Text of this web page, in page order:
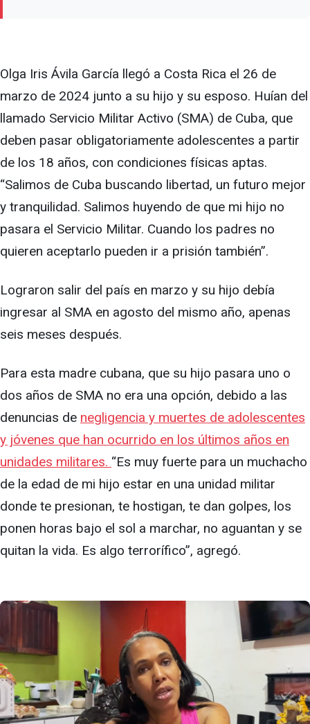
Olga Iris Ávila García llegó a Costa Rica el 26 de
marzo de 2024 junto a su hijo y su esposo. Huían del
llamado Servicio Militar Activo (SMA) de Cuba, que
deben pasar obligatoriamente adolescentes a partir
de los 18 años, con condiciones físicas aptas.
“Salimos de Cuba buscando libertad, un futuro mejor
y tranquilidad. Salimos huyendo de que mi hijo no
pasara el Servicio Militar. Cuando los padres no
quieren aceptarlo pueden ir a prisión también”.
Lograron salir del país en marzo y su hijo debía
ingresar al SMA en agosto del mismo año, apenas
seis meses después.
Para esta madre cubana, que su hijo pasara uno o
dos años de SMA no era una opción, debido a las
denuncias de negligencia y muertes de adolescentes
y jóvenes que han ocurrido en los últimos años en
unidades militares. “Es muy fuerte para un muchacho
de la edad de mi hijo estar en una unidad militar
donde te presionan, te hostigan, te dan golpes, los
ponen horas bajo el sol a marchar, no aguantan y se
quitan la vida. Es algo terrorífico”, agregó.